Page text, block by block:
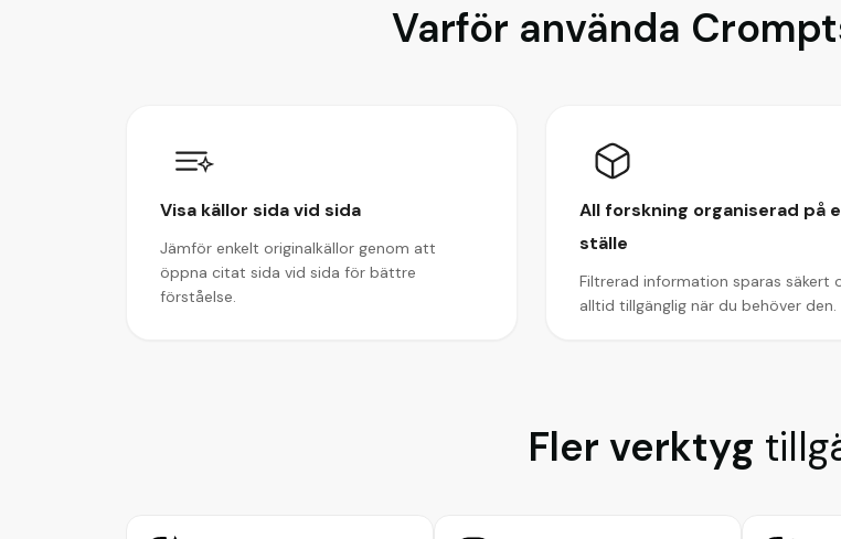
Varför använda
Visa källor sida vid sida
Jämför enkelt originalkällor genom att
öppna citat sida vid sida för bättre
förståelse.
All forskning organiserad på
ställe
Filtrerad information sparas säkert
alltid tillgänglig när du behöver den.
Fler verktyg